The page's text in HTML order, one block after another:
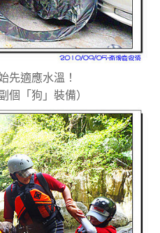
先適應水溫！
個「狗」裝備）